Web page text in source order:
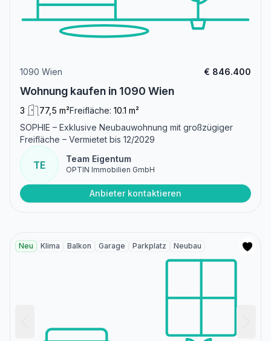
1090 Wien € 846.400
Wohnung kaufen in 1090 Wien
3 77,5 m²Freifläche: 10.1 m²
SOPHIE – Exklusive Neubauwohnung mit großzügiger
Freifläche – Vermietet bis 12/2029
TE
Team Eigentum
OPTIN Immobilien GmbH
Anbieter kontaktieren
Neu Klima Balkon Garage Parkplatz Neubau